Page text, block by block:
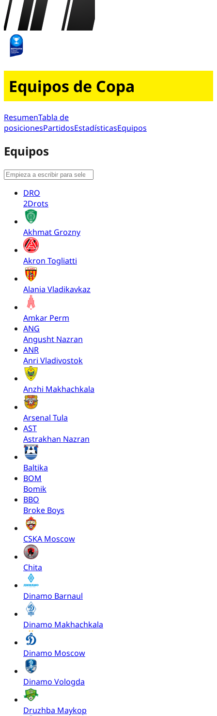
Equipos de Copa
ResumenTabla de
posicionesPartidosEstadísticasEquipos
Equipos
DRO
2Drots
Akhmat Grozny
Akron Togliatti
Alania Vladikavkaz
Amkar Perm
ANG
Angusht Nazran
ANR
Anri Vladivostok
Anzhi Makhachkala
Arsenal Tula
AST
Astrakhan Nazran
Baltika
BOM
Bomik
BBO
Broke Boys
CSKA Moscow
Chita
Dinamo Barnaul
Dinamo Makhachkala
Dinamo Moscow
Dinamo Vologda
Druzhba Maykop